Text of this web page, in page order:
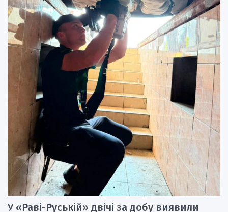
У «Раві-Руській» двічі за добу виявили